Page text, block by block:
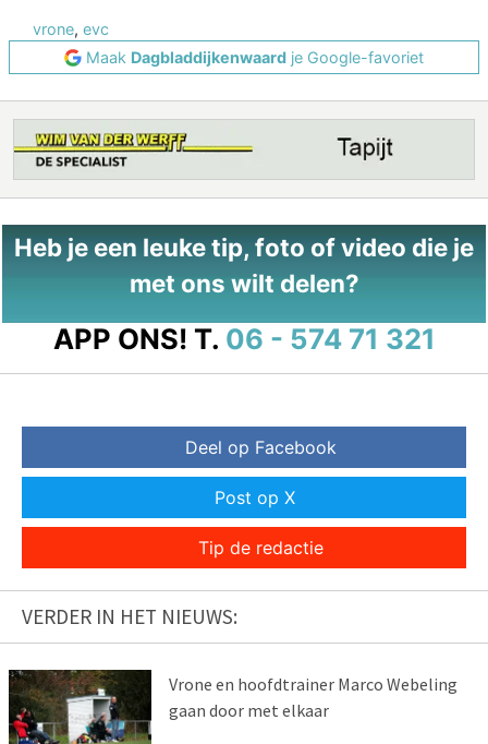
vrone, evc
Maak Dagbladdijkenwaard je Google-favoriet
Heb je een leuke tip, foto of video die je
met ons wilt delen?
APP ONS! T. 06 - 574 71 321
Deel op Facebook
Post op X
Tip de redactie
VERDER IN HET NIEUWS:
Vrone en hoofdtrainer Marco Webeling
gaan door met elkaar